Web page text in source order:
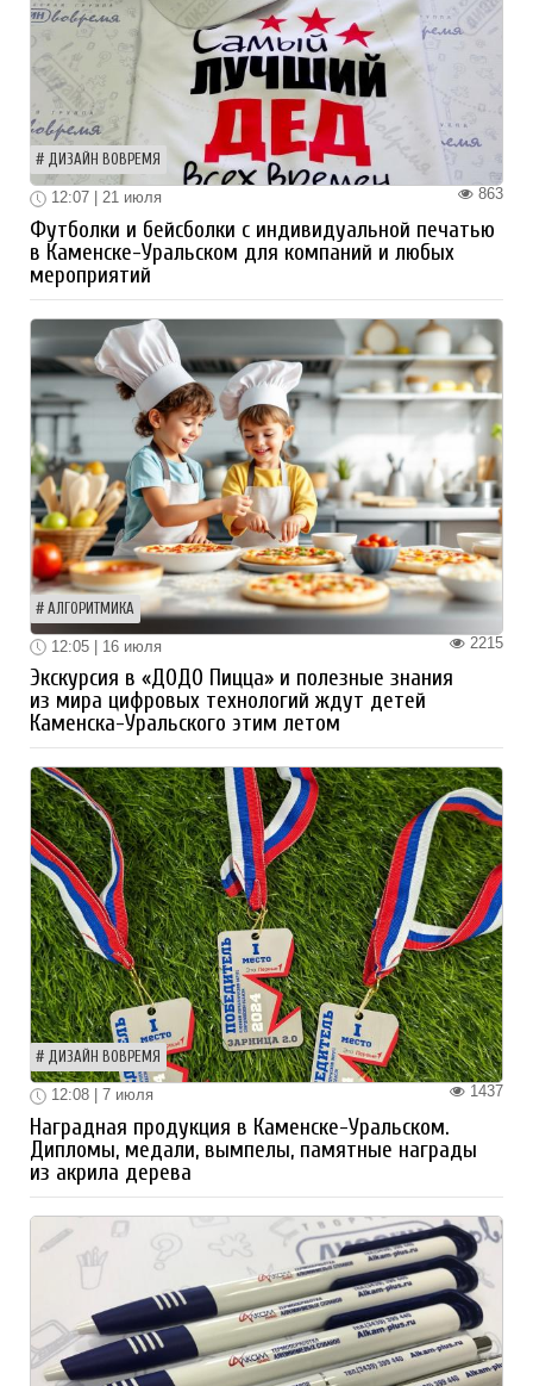
ДИЗАЙН ВОВРЕМЯ
863
12:07 | 21 июля
Футболки и бейсболки с индивидуальной печатью
в Каменске-Уральском для компаний и любых
мероприятий
АЛГОРИТМИКА
2215
12:05 | 16 июля
Экскурсия в «ДОДО Пицца» и полезные знания
из мира цифровых технологий ждут детей
Каменска-Уральского этим летом
ДИЗАЙН ВОВРЕМЯ
1437
12:08 | 7 июля
Наградная продукция в Каменске-Уральском.
Дипломы, медали, вымпелы, памятные награды
из акрила дерева